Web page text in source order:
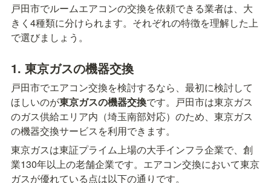
戸田市でルームエアコンの交換を依頼できる業者は、大
きく4種類に分けられます。それぞれの特徴を理解した上
で選びましょう。
1. 東京ガスの機器交換
戸田市でエアコン交換を検討するなら、最初に検討して
ほしいのが東京ガスの機器交換です。戸田市は東京ガス
のガス供給エリア内（埼玉南部対応）のため、東京ガス
の機器交換サービスを利用できます。
東京ガスは東証プライム上場の大手インフラ企業で、創
業130年以上の老舗企業です。エアコン交換において東京
ガスが優れている点は以下の通りです。